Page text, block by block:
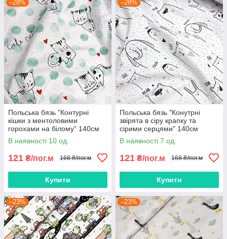
–28%
Польська бязь "Контурні
кішки з ментоловими
горохами на білому" 140см
В наявності 10 од.
121 ₴/пог.м 168 ₴/пог.м
Купити
–28%
Польська бязь "Конутрні
звірята в сіру крапку та
сірими серцями" 140см
В наявності 7 од.
121 ₴/пог.м 168 ₴/пог.м
Купити
–23% –23%